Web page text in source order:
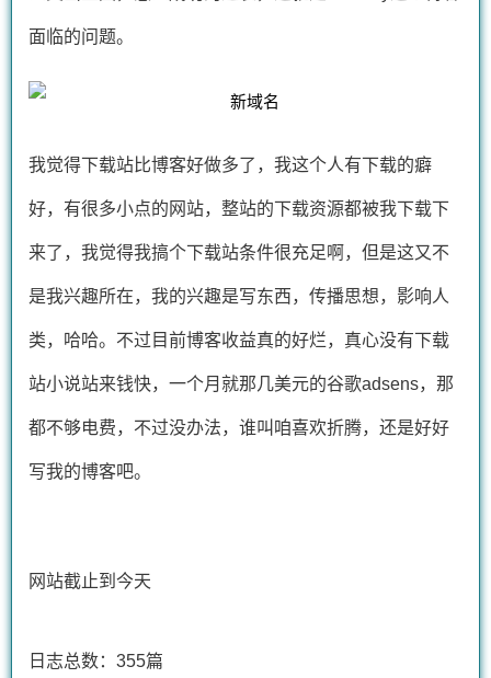
面临的问题。
我觉得下载站比博客好做多了，我这个人有下载的癖
好，有很多小点的网站，整站的下载资源都被我下载下
来了，我觉得我搞个下载站条件很充足啊，但是这又不
是我兴趣所在，我的兴趣是写东西，传播思想，影响人
类，哈哈。不过目前博客收益真的好烂，真心没有下载
站小说站来钱快，一个月就那几美元的谷歌adsens，那
都不够电费， 不过没办法，谁叫咱喜欢折腾，还是好好
写我的博客吧。
网站截止到今天
日志总数：355篇